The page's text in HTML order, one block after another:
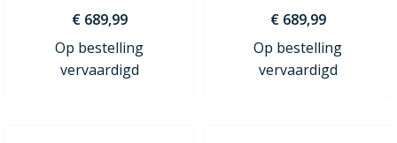
€ 689,99
Op bestelling
vervaardigd
€ 689,99
Op bestelling
vervaardigd